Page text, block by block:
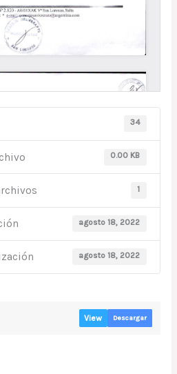
34
0.00 KB
1
agosto 18, 2022
agosto 18, 2022
View Descargar